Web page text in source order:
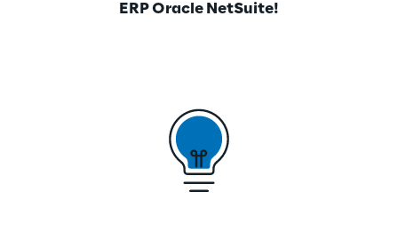
ERP Oracle NetSuite!